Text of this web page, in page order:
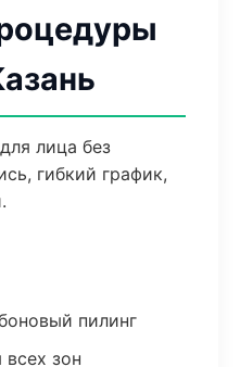
лица без
гибкий график,
пилинг
всех зон